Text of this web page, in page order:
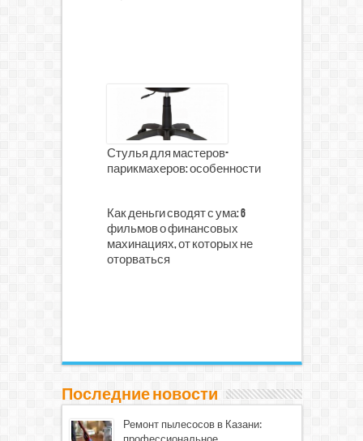
Стулья для мастеров-
парикмахеров: особенности
Как деньги сводят с ума: 6
фильмов о финансовых
махинациях, от которых не
оторваться
Последние новости
Ремонт пылесосов в Казани: